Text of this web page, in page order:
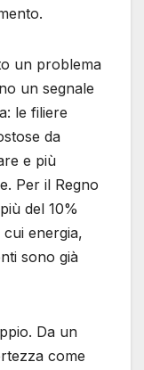
un problema
un segnale
le filiere
da
e più
Per il Regno
del 10%
energia,
sono già
Da un
come